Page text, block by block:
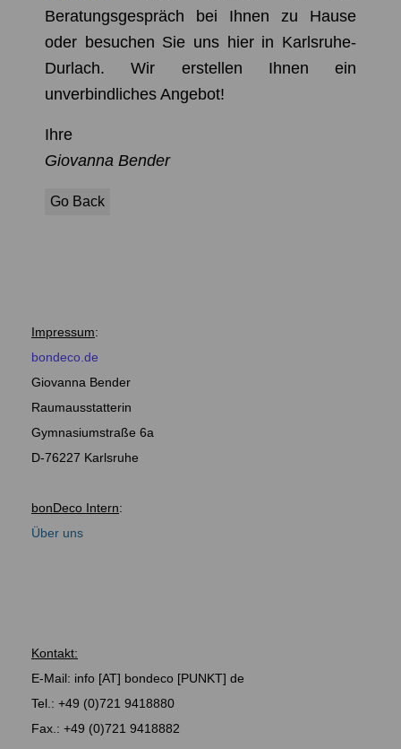
Beratungsgespräch bei Ihnen zu Hause
oder besuchen Sie uns hier in Karlsruhe-
Durlach. Wir erstellen Ihnen ein
unverbindliches Angebot!
Ihre
Giovanna Bender
Go Back
Impressum:
bondeco.de
Giovanna Bender
Raumausstatterin
Gymnasiumstraße 6a
D-76227 Karlsruhe
bonDeco Intern:
Über uns
Kontakt:
E-Mail: info [AT] bondeco [PUNKT] de
Tel.: +49 (0)721 9418880
Fax.: +49 (0)721 9418882